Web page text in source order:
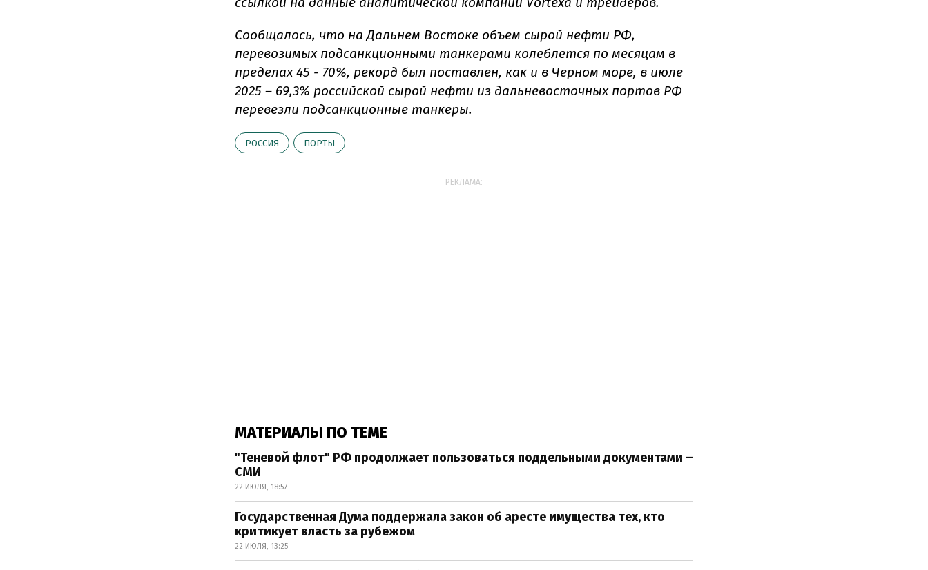
Сообщалось, что на Дальнем Востоке объем сырой нефти РФ,
перевозимых подсанкционными танкерами колеблется по месяцам в
пределах 45 - 70%, рекорд был поставлен, как и в Черном море, в июле
2025 – 69,3% российской сырой нефти из дальневосточных портов РФ
перевезли подсанкционные танкеры.
РОССИЯ ПОРТЫ
РЕКЛАМА:
МАТЕРИАЛЫ ПО ТЕМЕ
"Теневой флот" РФ продолжает пользоваться поддельными документами –
СМИ
22 ИЮЛЯ, 18:57
Государственная Дума поддержала закон об аресте имущества тех, кто
критикует власть за рубежом
22 ИЮЛЯ, 13:25